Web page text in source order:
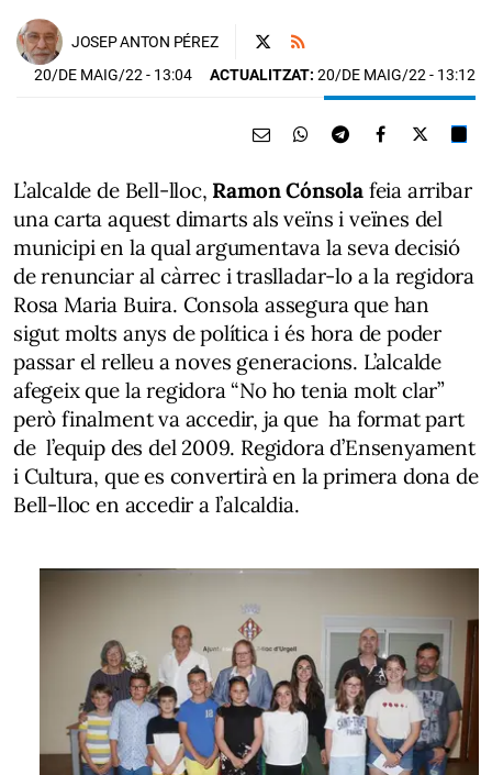
JOSEP ANTON PÉREZ
20/DE MAIG/22- 13:04 ACTUALITZAT: 20/DE MAIG/22 - 13:12
L’alcalde de Bell-lloc, Ramon Cónsolafeia arribar
una carta aquest dimarts als veïns i veïnes del
municipi en la qual argumentava la seva decisió
de renunciar al càrrec i traslladar-lo a la regidora
Rosa Maria Buira. Consola assegura que han
sigut molts anys de política i és hora de poder
passar el relleu a noves generacions. L’alcalde
afegeix que la regidora “No ho tenia molt clar”
però finalment va accedir, ja que ha format part
de l’equip des del 2009. Regidora d’Ensenyament
i Cultura, que es convertirà en la primera dona de
Bell-lloc en accedir a l’alcaldia.